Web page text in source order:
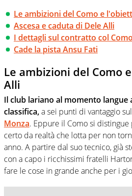
Le ambizioni del Como e
Ascesa e caduta di Dele Alli
I dettagli sul contratto col
Cade la pista Ansu Fati
Le ambizioni del Como
Alli
Il club lariano al momento langue
classifica,a sei punti di vantaggio
Monza. Eppure il Como si
certo da realtà che lotta per non
anno. A partire dal suo tecnico, già
con a capo i ricchissimi fratelli
fare le cose in grande anche per i